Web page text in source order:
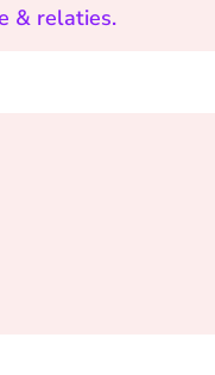
& relaties.